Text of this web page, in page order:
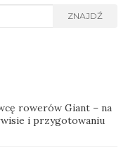
ZNAJDŹ
rowerów Giant – na
i przygotowaniu